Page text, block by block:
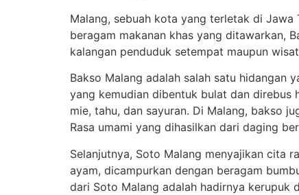
Malang, sebuah kota yang terletak di Jawa
beragam makanan khas yang ditawarkan,
kalangan penduduk setempat maupun
Bakso Malang adalah salah satu hidangan
yang kemudian dibentuk bulat dan direbus
mie, tahu, dan sayuran. Di Malang, bakso
Rasa umami yang dihasilkan dari daging
Selanjutnya, Soto Malang menyajikan cita
ayam, dicampurkan dengan beragam
dari Soto Malang adalah hadirnya kerupuk